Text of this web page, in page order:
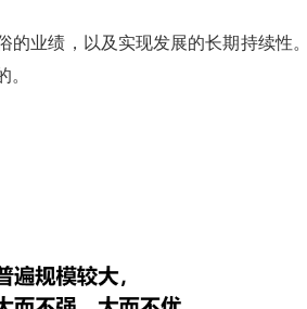
业绩，以及实现发展的长期持续性